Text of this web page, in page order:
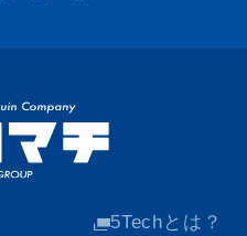
5Techとは？